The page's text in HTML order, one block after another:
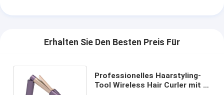
Erhalten Sie Den Besten Preis Für
Professionelles Haarstyling-
Tool Wireless Hair Curler mit 5-